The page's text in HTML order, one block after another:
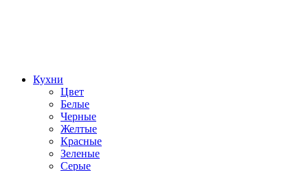
Кухни
Цвет
Белые
Черные
Желтые
Красные
Зеленые
Серые